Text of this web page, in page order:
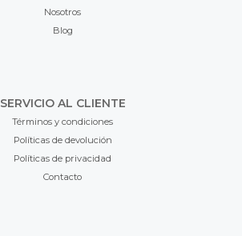
Nosotros
Blog
SERVICIO AL CLIENTE
Términos y condiciones
Políticas de devolución
Políticas de privacidad
Contacto